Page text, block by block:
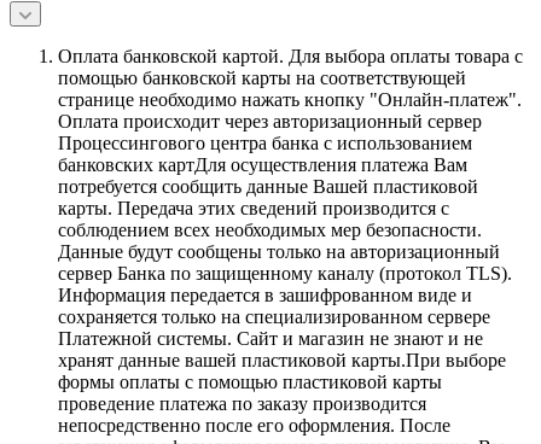
Оплата банковской картой. Для выбора оплаты товара с
помощью банковской карты на соответствующей
странице необходимо нажать кнопку "Онлайн-платеж".
Оплата происходит через авторизационный сервер
Процессингового центра банка с использованием
банковских картДля осуществления платежа Вам
потребуется сообщить данные Вашей пластиковой
карты. Передача этих сведений производится с
соблюдением всех необходимых мер безопасности.
Данные будут сообщены только на авторизационный
сервер Банка по защищенному каналу (протокол TLS).
Информация передается в зашифрованном виде и
сохраняется только на специализированном сервере
Платежной системы. Сайт и магазин не знают и не
хранят данные вашей пластиковой карты.При выборе
формы оплаты с помощью пластиковой карты
проведение платежа по заказу производится
непосредственно после его оформления. После